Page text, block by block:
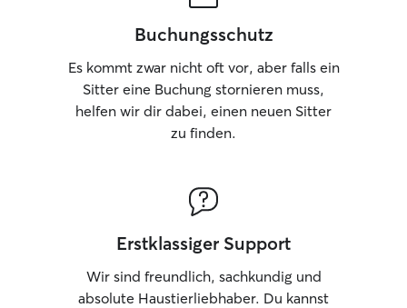
Buchungsschutz
Es kommt zwar nicht oft vor, aber falls ein
Sitter eine Buchung stornieren muss,
helfen wir dir dabei, einen neuen Sitter
zu finden.
Erstklassiger Support
Wir sind freundlich, sachkundig und
absolute Haustierliebhaber. Du kannst